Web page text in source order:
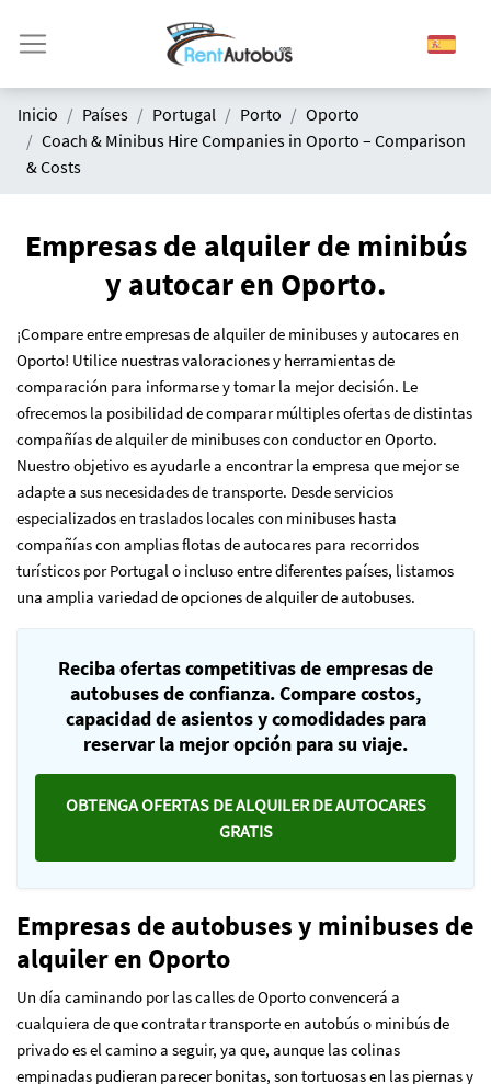
Inicio Países Portugal Porto
Oporto
Coach & Minibus Hire Companies in Oporto – Comparison
& Costs
Empresas de alquiler de minibús
y autocar en Oporto.
¡Compare entre empresas de alquiler de minibuses y autocares en
Oporto! Utilice nuestras valoraciones y herramientas de
comparación para informarse y tomar la mejor decisión. Le
ofrecemos la posibilidad de comparar múltiples ofertas de distintas
compañías de alquiler de minibuses con conductor en Oporto.
Nuestro objetivo es ayudarle a encontrar la empresa que mejor se
adapte a sus necesidades de transporte. Desde servicios
especializados en traslados locales con minibuses hasta
compañías con amplias flotas de autocares para recorridos
turísticos por Portugal o incluso entre diferentes países, listamos
una amplia variedad de opciones de alquiler de autobuses.
Reciba ofertas competitivas de empresas de
autobuses de confianza. Compare costos,
capacidad de asientos y comodidades para
reservar la mejor opción para su viaje.
OBTENGA OFERTAS DE ALQUILER DE AUTOCARES
GRATIS
Empresas de autobuses y minibuses de
alquiler en Oporto
Un día caminando por las calles de Oporto convencerá a
cualquiera de que contratar transporte en autobús o minibús de
privado es el camino a seguir, ya que, aunque las colinas
empinadas pudieran parecer bonitas, son tortuosas en las piernas y